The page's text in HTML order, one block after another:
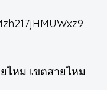
ไหม เขตสายไหม